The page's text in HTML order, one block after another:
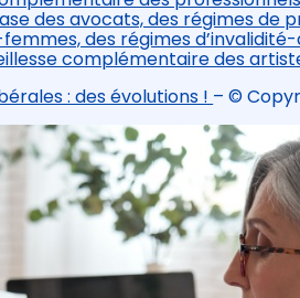
des avocats, des régimes de
des régimes
complémentaire des
: des évolutions ! – ©